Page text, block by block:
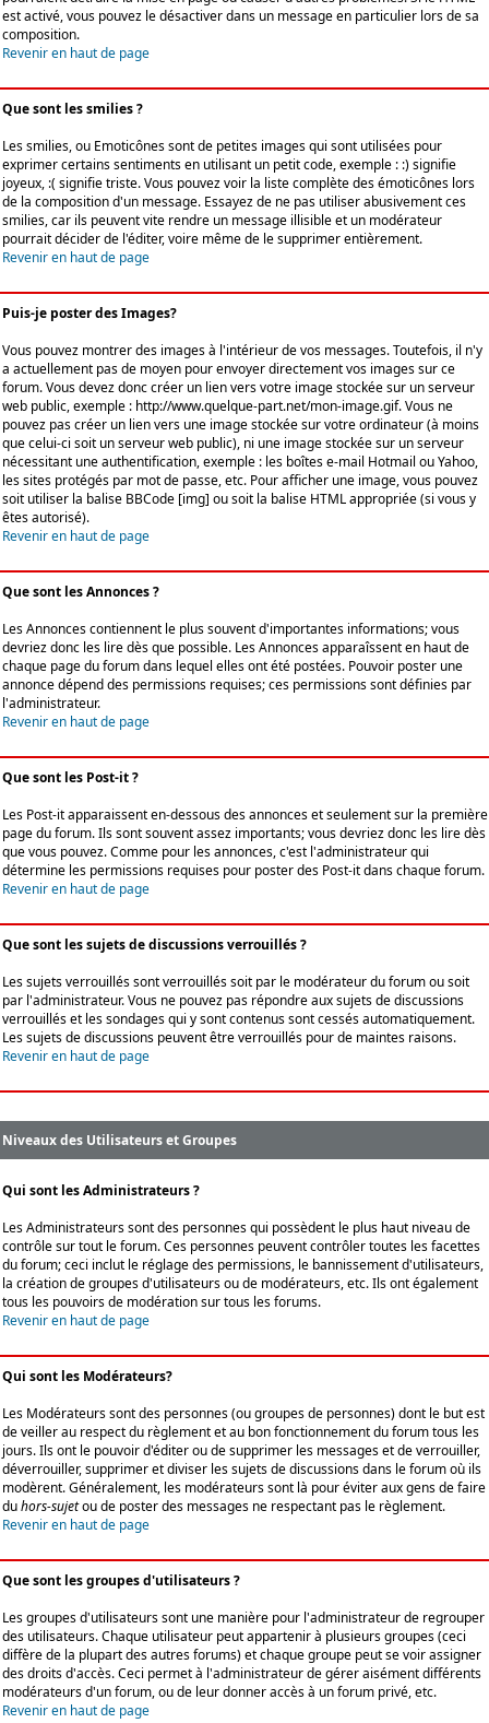
est activé, vous pouvez le désactiver dans un message en particulier lors de sa
composition.
Revenir en haut de page
Que sont les smilies ?
Les smilies, ou Emoticônes sont de petites images qui sont utilisées pour
exprimer certains sentiments en utilisant un petit code, exemple : :) signifie
joyeux, :( signifie triste. Vous pouvez voir la liste complète des émoticônes lors
de la composition d'un message. Essayez de ne pas utiliser abusivement ces
smilies, car ils peuvent vite rendre un message illisible et un modérateur
pourrait décider de l'éditer, voire même de le supprimer entièrement.
Revenir en haut de page
Puis-je poster des Images?
Vous pouvez montrer des images à l'intérieur de vos messages. Toutefois, il n'y
a actuellement pas de moyen pour envoyer directement vos images sur ce
forum. Vous devez donc créer un lien vers votre image stockée sur un serveur
web public, exemple : http://www.quelque-part.net/mon-image.gif. Vous ne
pouvez pas créer un lien vers une image stockée sur votre ordinateur (à moins
que celui-ci soit un serveur web public), ni une image stockée sur un serveur
nécessitant une authentification, exemple : les boîtes e-mail Hotmail ou Yahoo,
les sites protégés par mot de passe, etc. Pour afficher une image, vous pouvez
soit utiliser la balise BBCode [img] ou soit la balise HTML appropriée (si vous y
êtes autorisé).
Revenir en haut de page
Que sont les Annonces ?
Les Annonces contiennent le plus souvent d'importantes informations; vous
devriez donc les lire dès que possible. Les Annonces apparaîssent en haut de
chaque page du forum dans lequel elles ont été postées. Pouvoir poster une
annonce dépend des permissions requises; ces permissions sont définies par
l'administrateur.
Revenir en haut de page
Que sont les Post-it ?
Les Post-it apparaissent en-dessous des annonces et seulement sur la première
page du forum. Ils sont souvent assez importants; vous devriez donc les lire dès
que vous pouvez. Comme pour les annonces, c'est l'administrateur qui
détermine les permissions requises pour poster des Post-it dans chaque forum.
Revenir en haut de page
Que sont les sujets de discussions verrouillés ?
Les sujets verrouillés sont verrouillés soit par le modérateur du forum ou soit
par l'administrateur. Vous ne pouvez pas répondre aux sujets de discussions
verrouillés et les sondages qui y sont contenus sont cessés automatiquement.
Les sujets de discussions peuvent être verrouillés pour de maintes raisons.
Revenir en haut de page
Niveaux des Utilisateurs et Groupes
Qui sont les Administrateurs ?
Les Administrateurs sont des personnes qui possèdent le plus haut niveau de
contrôle sur tout le forum. Ces personnes peuvent contrôler toutes les facettes
du forum; ceci inclut le réglage des permissions, le bannissement d'utilisateurs,
la création de groupes d'utilisateurs ou de modérateurs, etc. Ils ont également
tous les pouvoirs de modération sur tous les forums.
Revenir en haut de page
Qui sont les Modérateurs?
Les Modérateurs sont des personnes (ou groupes de personnes) dont le but est
de veiller au respect du règlement et au bon fonctionnement du forum tous les
jours. Ils ont le pouvoir d'éditer ou de supprimer les messages et de verrouiller,
déverrouiller, supprimer et diviser les sujets de discussions dans le forum où ils
modèrent. Généralement, les modérateurs sont là pour éviter aux gens de faire
duhors-sujetou de poster des messages ne respectant pas le règlement.
Revenir en haut de page
Que sont les groupes d'utilisateurs ?
Les groupes d'utilisateurs sont une manière pour l'administrateur de regrouper
des utilisateurs. Chaque utilisateur peut appartenir à plusieurs groupes (ceci
diffère de la plupart des autres forums) et chaque groupe peut se voir assigner
des droits d'accès. Ceci permet à l'administrateur de gérer aisément différents
modérateurs d'un forum, ou de leur donner accès à un forum privé, etc.
Revenir en haut de page